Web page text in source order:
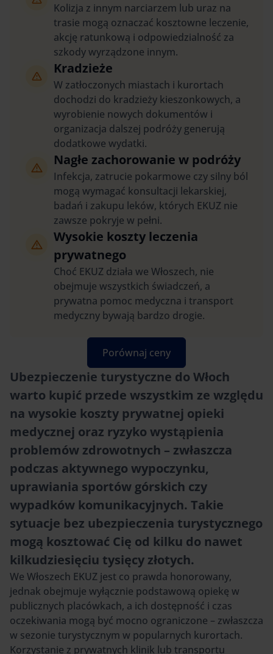
Kolizja z innym narciarzem lub uraz na
trasie mogą oznaczać kosztowne leczenie,
akcję ratunkową i odpowiedzialność za
szkody wyrządzone innym.
Kradzieże
W zatłoczonych miastach i kurortach
dochodzi do kradzieży kieszonkowych, a
wyrobienie nowych dokumentów i
organizacja dalszej podróży generują
dodatkowe wydatki.
Nagłe zachorowanie w podróży
Infekcja, zatrucie pokarmowe czy silny ból
mogą wymagać konsultacji lekarskiej,
badań i zakupu leków, których EKUZ nie
zawsze pokryje w pełni.
Wysokie koszty leczenia
prywatnego
Choć EKUZ działa we Włoszech, nie
obejmuje wszystkich świadczeń, a
prywatna pomoc medyczna i transport
medyczny bywają bardzo drogie.
Porównaj ceny
Ubezpieczenie turystyczne do Włoch
warto kupić przede wszystkim ze względu
na wysokie koszty prywatnej opieki
medycznej oraz ryzyko wystąpienia
problemów zdrowotnych – zwłaszcza
podczas aktywnego wypoczynku,
uprawiania sportów górskich czy
wypadków komunikacyjnych. Takie
sytuacje bez ubezpieczenia turystycznego
mogą kosztować Cię od kilku do nawet
kilkudziesięciu tysięcy złotych.
We Włoszech EKUZ jest co prawda honorowany,
jednak obejmuje wyłącznie podstawową opiekę w
publicznych placówkach, a ich dostępność i czas
oczekiwania mogą być mocno ograniczone – zwłaszcza
w sezonie turystycznym w popularnych kurortach.
Korzystanie z prywatnych klinik lub transportu